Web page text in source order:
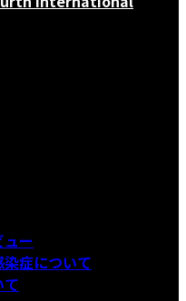
ー
症について